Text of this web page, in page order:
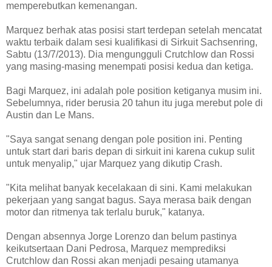
memperebutkan kemenangan.
Marquez berhak atas posisi start terdepan setelah mencatat
waktu terbaik dalam sesi kualifikasi di Sirkuit Sachsenring,
Sabtu (13/7/2013). Dia mengungguli Crutchlow dan Rossi
yang masing-masing menempati posisi kedua dan ketiga.
Bagi Marquez, ini adalah pole position ketiganya musim ini.
Sebelumnya, rider berusia 20 tahun itu juga merebut pole di
Austin dan Le Mans.
"Saya sangat senang dengan pole position ini. Penting
untuk start dari baris depan di sirkuit ini karena cukup sulit
untuk menyalip," ujar Marquez yang dikutip Crash.
"Kita melihat banyak kecelakaan di sini. Kami melakukan
pekerjaan yang sangat bagus. Saya merasa baik dengan
motor dan ritmenya tak terlalu buruk," katanya.
Dengan absennya Jorge Lorenzo dan belum pastinya
keikutsertaan Dani Pedrosa, Marquez memprediksi
Crutchlow dan Rossi akan menjadi pesaing utamanya